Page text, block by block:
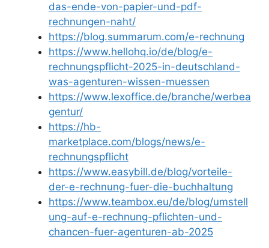
das-ende-von-papier-und-pdf-
rechnungen-naht/
https://blog.summarum.com/e-rechnung
https://www.hellohq.io/de/blog/e-
rechnungspflicht-2025-in-deutschland-
was-agenturen-wissen-muessen
https://www.lexoffice.de/branche/werbea
gentur/
https://hb-
marketplace.com/blogs/news/e-
rechnungspflicht
https://www.easybill.de/blog/vorteile-
der-e-rechnung-fuer-die-buchhaltung
https://www.teambox.eu/de/blog/umstell
ung-auf-e-rechnung-pflichten-und-
chancen-fuer-agenturen-ab-2025